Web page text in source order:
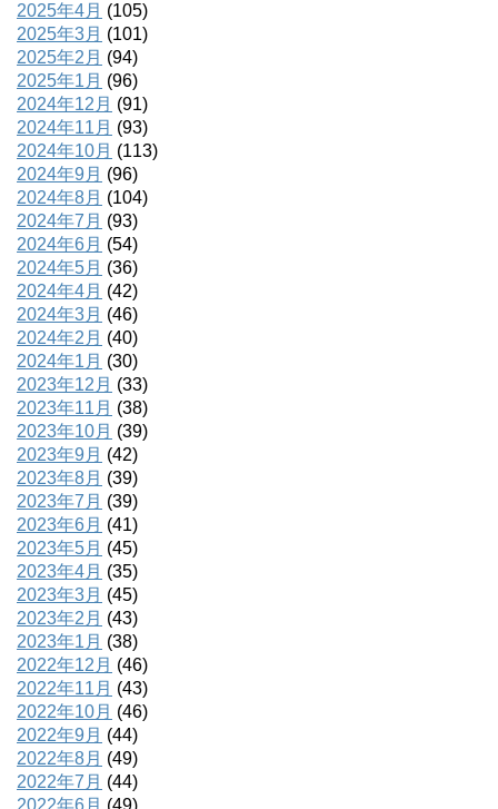
2025年4月 (105)
2025年3月 (101)
2025年2月 (94)
2025年1月 (96)
2024年12月 (91)
2024年11月 (93)
2024年10月 (113)
2024年9月 (96)
2024年8月 (104)
2024年7月 (93)
2024年6月 (54)
2024年5月 (36)
2024年4月 (42)
2024年3月 (46)
2024年2月 (40)
2024年1月 (30)
2023年12月 (33)
2023年11月 (38)
2023年10月 (39)
2023年9月 (42)
2023年8月 (39)
2023年7月 (39)
2023年6月 (41)
2023年5月 (45)
2023年4月 (35)
2023年3月 (45)
2023年2月 (43)
2023年1月 (38)
2022年12月 (46)
2022年11月 (43)
2022年10月 (46)
2022年9月 (44)
2022年8月 (49)
2022年7月 (44)